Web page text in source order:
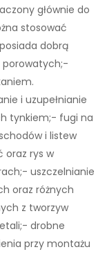
głównie do
stosować
dobrą
porowatych;-
i uzupełnianie
tynkiem;- fugi na
i listew
oraz rys w
uszczelnianie
oraz różnych
z tworzyw
drobne
przy montażu